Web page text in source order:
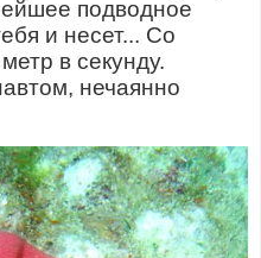
подводное
и несет... Со
в секунду.
нечаянно